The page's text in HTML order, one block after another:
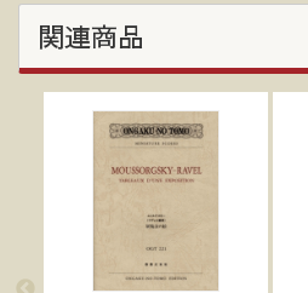
関連商品